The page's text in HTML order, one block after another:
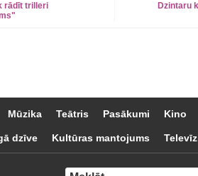
rādīt trilleri
Dzintaru
Mūzika Teātris Pasākumi Kino
dzīve Kultūras mantojums